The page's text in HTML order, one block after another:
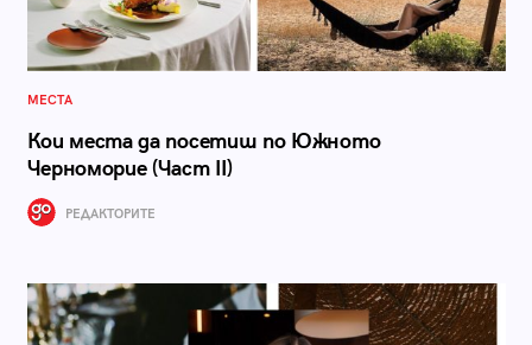
МЕСТА
Кои места да посетиш по Южното
Черноморие (Част II)
РЕДАКТОРИТЕ